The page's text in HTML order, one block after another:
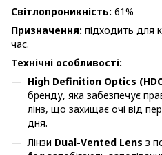
Світлопроникність: 61%
Призначення: підходить для
час.
Технічні особливості:
High Definition Optics
бренду, яка забезпечує
лінз, що захищає очі від
дня.
Лінзи Dual-Vented Lens з